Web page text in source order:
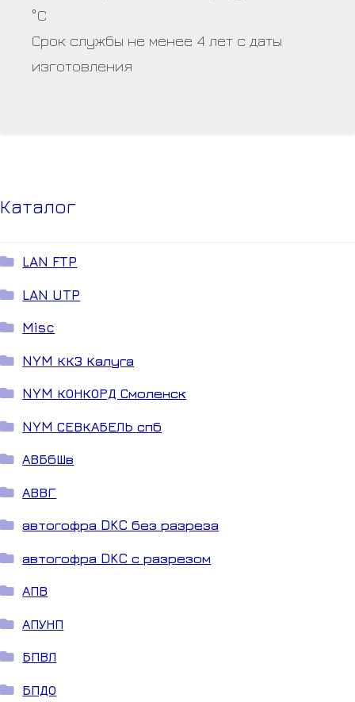
°C
Срок службы не менее 4 лет с даты
изготовления
Каталог
LAN FTP
LAN UTP
Misc
NYM ККЗ Калуга
NYM КОНКОРД Смоленск
NYM СЕВКАБЕЛЬ спб
АВБбШв
АВВГ
автогофра DKC без разреза
автогофра DKC с разрезом
АПВ
АПУНП
БПВЛ
БПДО